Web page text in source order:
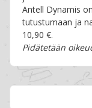
Antell Dynamis
tutustumaan ja
10,90 €.
Pidätetään